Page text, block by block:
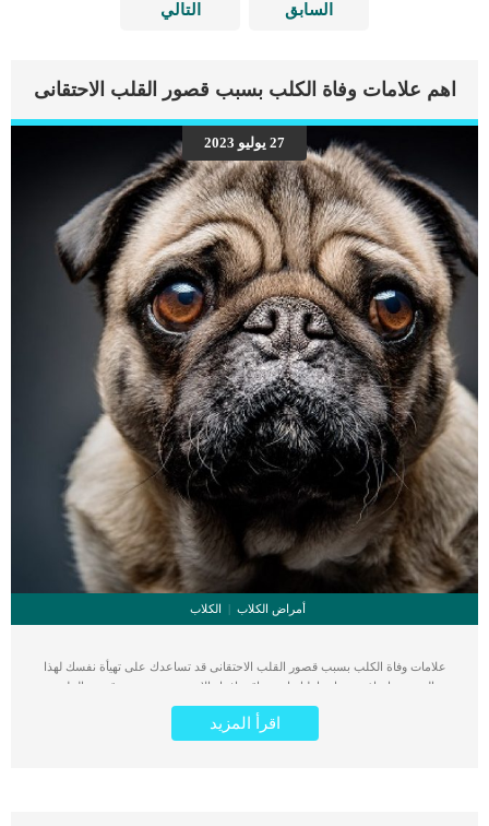
السابق التالي
اهم علامات وفاة الكلب بسبب قصور القلب الاحتقانى
27 يوليو 2023
أمراض الكلاب الكلاب
علامات وفاة الكلب بسبب قصور القلب الاحتقانى قد تساعدك على تهيأة نفسك لهذا
الحدث, واتخاذ جميع احتياطتك انت وباقى افراد الاسرة. يعتبر مرض قصور القلب
الاحتقانى من اخطر الحالات المرضية التى يمكن ان يتعرض لها جميع الكائنات الحية بما فى
ذلك الكلاب والقطط. كما ان القلب يعتبر عضوا رئيسيا فى جسم الكلاب, واى قصور به
اقرأ المزيد